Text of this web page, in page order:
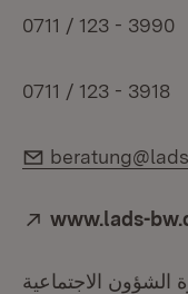
0711 / 123 - 3990
0711 / 123 - 3918
E-Mail:
Extern:
www.lads-
الاجتماعية